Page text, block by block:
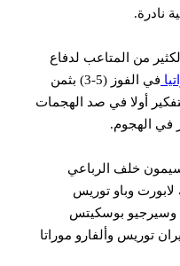
لدفاع
في الفوز (5-3) بثمن
في صد الهجمات
الرباعي
توريس
بوسكيتس
وألفارو موراتا